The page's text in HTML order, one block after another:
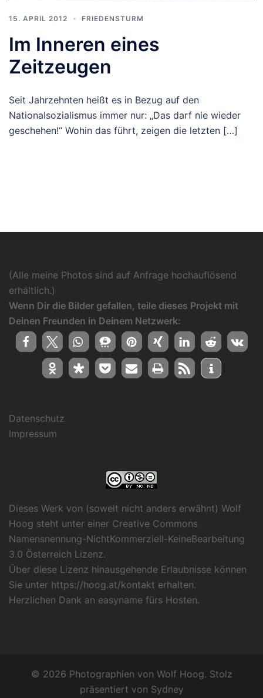
15. APRIL 2012 FRIEDENSTURM
Im Inneren eines
Zeitzeugen
Seit Jahrzehnten heißt es in Bezug auf den
Nationalsozialismus immer nur: „Das darf nie wieder
geschehen!“ Wohin das führt, zeigen die letzten […]
(Alle meine Photos sind auf Anfrage hochauflösend
erhältlich.)
Wenn Dir die Bilder gefallen, teile dieses Projekt mit
Deinen Freunden in Deinem Netzwerk:
Datenschutz
Impressum
Dieses Werk von (soweit nicht anders erwähnt) Wolf
Hoog steht unter einer Creative Commons
Namensnennung-NichtKommerziell-KeineBearbeitung
3.0 Österreich Lizenz.
Über diese Lizenz hinausgehende Erlaubnisse können
Sie unter https://hoog.at/kontakt erhalten.
Herzlichen Dank an easyname fürs Hosten.
© 2026 Photographien von Wolf Hoog. Stolz
präsentiert von Sydney